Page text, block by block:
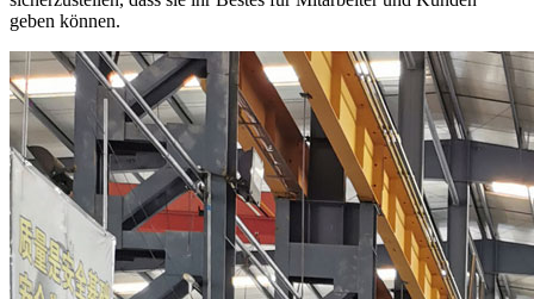
geben können.